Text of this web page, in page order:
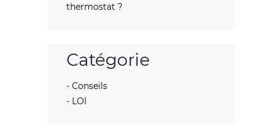
thermostat ?
Catégorie
Conseils
LOI